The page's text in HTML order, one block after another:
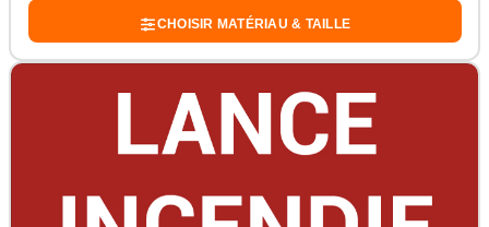
CHOISIR MATÉRIAU & TAILLE